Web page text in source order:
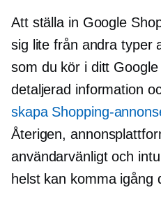
Att ställa in Google
sig lite från andra typer
som du kör i ditt
detaljerad information
skapa Shopping-
Återigen,
användarvänligtoch
helst kan komma igång